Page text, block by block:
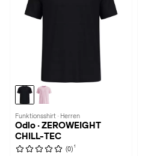
Funktionsshirt · Herren
Odlo · ZEROWEIGHT
CHILL-TEC
(0) 1